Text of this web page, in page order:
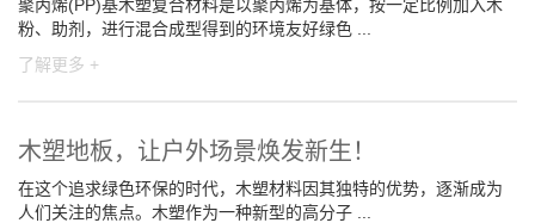
聚丙烯(PP)基木塑复合材料是以聚丙烯为基体，按一定比例加入木
粉、助剂，进行混合成型得到的环境友好绿色 ...
了解更多 +
木塑地板，让户外场景焕发新生！
在这个追求绿色环保的时代，木塑材料因其独特的优势，逐渐成为
人们关注的焦点。木塑作为一种新型的高分子 ...